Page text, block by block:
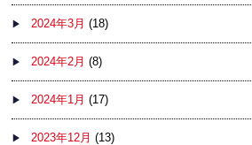
2024年3月 (18)
2024年2月 (8)
2024年1月 (17)
2023年12月 (13)